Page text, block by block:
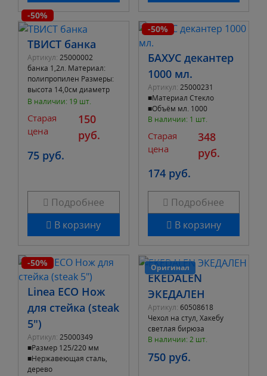
-50%
ТВИСТ банка
Артикул: 25000002
банка 1,2л. Материал:
полипропилен Размеры:
высота 14,0см диаметр
11,0см Цвет:прозрачный
В наличии: 19 шт.
Старая
цена
150
руб.
75 руб.
Подробнее
В корзину
-50%
БАХУС декантер
1000 мл.
Артикул: 25000231
■Материал Стекло
■Объём мл. 1000
В наличии: 1 шт.
Старая
цена
348
руб.
174 руб.
Подробнее
В корзину
-50%
Linea ECO Нож
для стейка (steak
5")
Артикул: 25000349
■Размер 125/220 мм
■Нержавеющая сталь,
дерево
Оригинал
EKEDALEN
ЭКЕДАЛЕН
Артикул: 60508618
Чехол на стул, Хакебу
светлая бирюза
В наличии: 2 шт.
750 руб.